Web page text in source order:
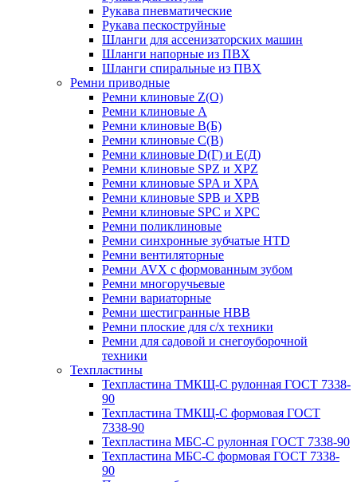
Рукава пневматические
Рукава пескоструйные
Шланги для ассенизаторских машин
Шланги напорные из ПВХ
Шланги спиральные из ПВХ
Ремни приводные
Ремни клиновые Z(О)
Ремни клиновые А
Ремни клиновые В(Б)
Ремни клиновые С(В)
Ремни клиновые D(Г) и Е(Д)
Ремни клиновые SPZ и XPZ
Ремни клиновые SPA и XPA
Ремни клиновые SPB и XPB
Ремни клиновые SPC и XPC
Ремни поликлиновые
Ремни синхронные зубчатые HTD
Ремни вентиляторные
Ремни AVX с формованным зубом
Ремни многоручьевые
Ремни вариаторные
Ремни шестигранные HBB
Ремни плоские для с/х техники
Ремни для садовой и снегоуборочной
техники
Техпластины
Техпластина ТМКЩ-С рулонная ГОСТ 7338-
90
Техпластина ТМКЩ-С формовая ГОСТ
7338-90
Техпластина МБС-С рулонная ГОСТ 7338-90
Техпластина МБС-С формовая ГОСТ 7338-
90